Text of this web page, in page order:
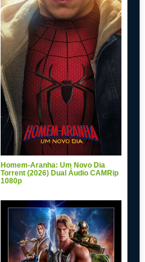
Homem-Aranha: Um Novo Dia
Torrent (2026) Dual Áudio CAMRip
1080p